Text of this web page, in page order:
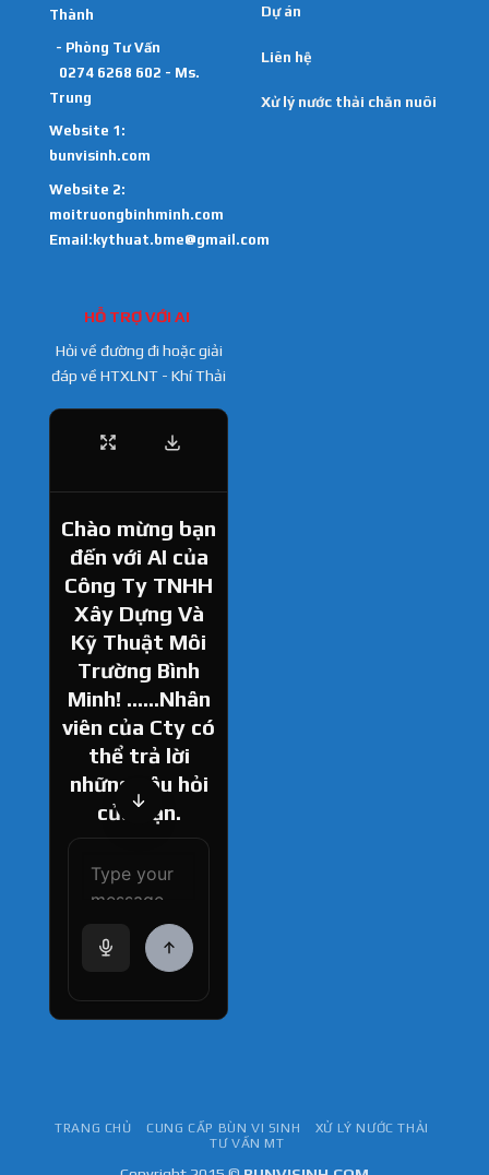
Thành
- Phòng Tư Vấn
0274 6268 602 - Ms.
Trung
Website 1:
bunvisinh.com
Website 2:
moitruongbinhminh.com
Email:kythuat.bme@gmail.com
Dự án
Liên hệ
Xử lý nước thải chăn nuôi
HỖ TRỢ VỚI AI
Hỏi về đường đi hoặc giải
đáp về HTXLNT - Khí Thải
Chào mừng bạn
đến với AI của
Công Ty TNHH
Xây Dựng Và
Kỹ Thuật Môi
Trường Bình
Minh! ......Nhân
viên của Cty có
thể trả lời
những câu hỏi
của bạn.
How can I help
you today?
TRANG CHỦ CUNG CẤP BÙN VI SINH
XỬ LÝ NƯỚC THẢI
TƯ VẤN MT